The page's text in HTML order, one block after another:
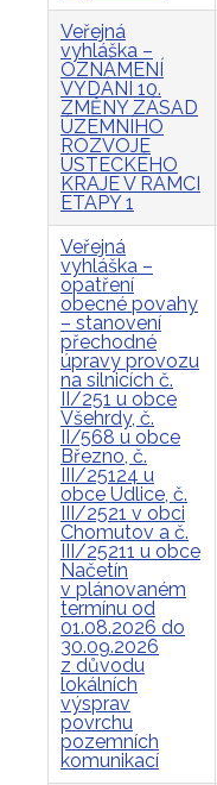
Veřejná
vyhláška –
OZNÁMENÍ
VYDÁNÍ 10.
ZMĚNY ZÁSAD
ÚZEMNÍHO
ROZVOJE
ÚSTECKÉHO
KRAJE V RÁMCI
ETAPY 1
Veřejná
vyhláška –
opatření
obecné povahy
– stanovení
přechodné
úpravy provozu
na silnicích č.
II/251 u obce
Všehrdy, č.
II/568 u obce
Březno, č.
III/25124 u
obce Údlice, č.
III/2521 v obci
Chomutov a č.
III/25211 u obce
Načetín
v plánovaném
termínu od
01.08.2026 do
30.09.2026
z důvodu
lokálních
výsprav
povrchu
pozemních
komunikací